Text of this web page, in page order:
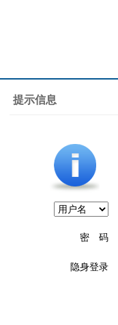
提示信息
密 码
隐身登录